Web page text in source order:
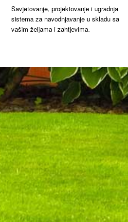
Savjetovanje, projektovanje i ugradnja
sistema za navodnjavanje u skladu sa
vašim željama i zahtjevima.